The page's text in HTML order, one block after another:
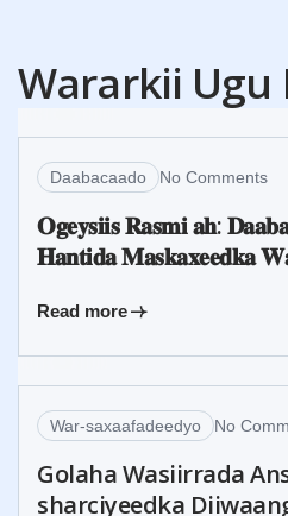
Wararkii Ugu
AUG
Daabacaado No Comments
𝐎𝐠𝐞𝐲𝐬𝐢𝐢𝐬 𝐑𝐚𝐬𝐦𝐢 𝐚𝐡:
𝐇𝐚𝐧𝐭𝐢𝐝𝐚 𝐌𝐚𝐬𝐤𝐚𝐱𝐞𝐞𝐝𝐤𝐚
Read more
30
War-saxaafadeedyo No
Golaha Wasiirrada
sharciyeedka